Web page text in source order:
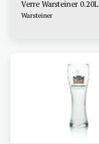
Verre Warsteiner 0.20L
Warsteiner